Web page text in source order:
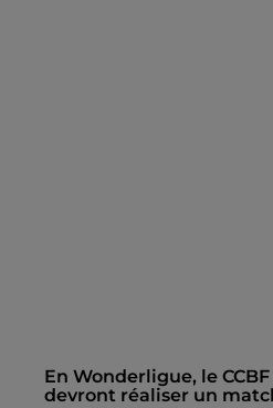
En Wonderligue, le
devront réaliser un